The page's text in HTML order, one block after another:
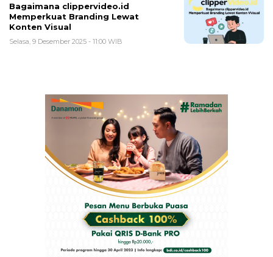
Bagaimana clippervideo.id
Memperkuat Branding Lewat
Konten Visual
Selasa, 9 Desember 2025 - 11:00 WIB